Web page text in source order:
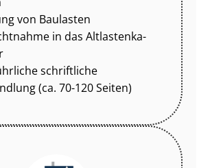
von Baulasten
in das Alt­las­ten­ka­
schriftliche
(ca. 70-120 Seiten)